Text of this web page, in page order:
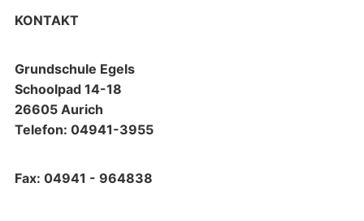
KONTAKT
Grundschule Egels
Schoolpad 14-18
26605 Aurich
Telefon: 04941-3955
Fax: 04941 - 964838